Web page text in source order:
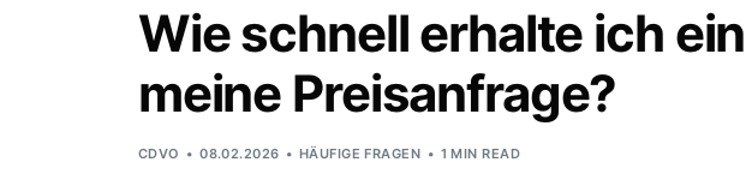
Wie schnell erhalte ich
meine Preisanfrage?
CDVO 08.02.2026 HÄUFIGE FRAGEN 1 MIN READ